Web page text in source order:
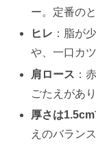
ー。定番の
ヒレ ：脂が
や、一口カツ
肩ロース ：
ごたえがあり
厚さは
えのバラン